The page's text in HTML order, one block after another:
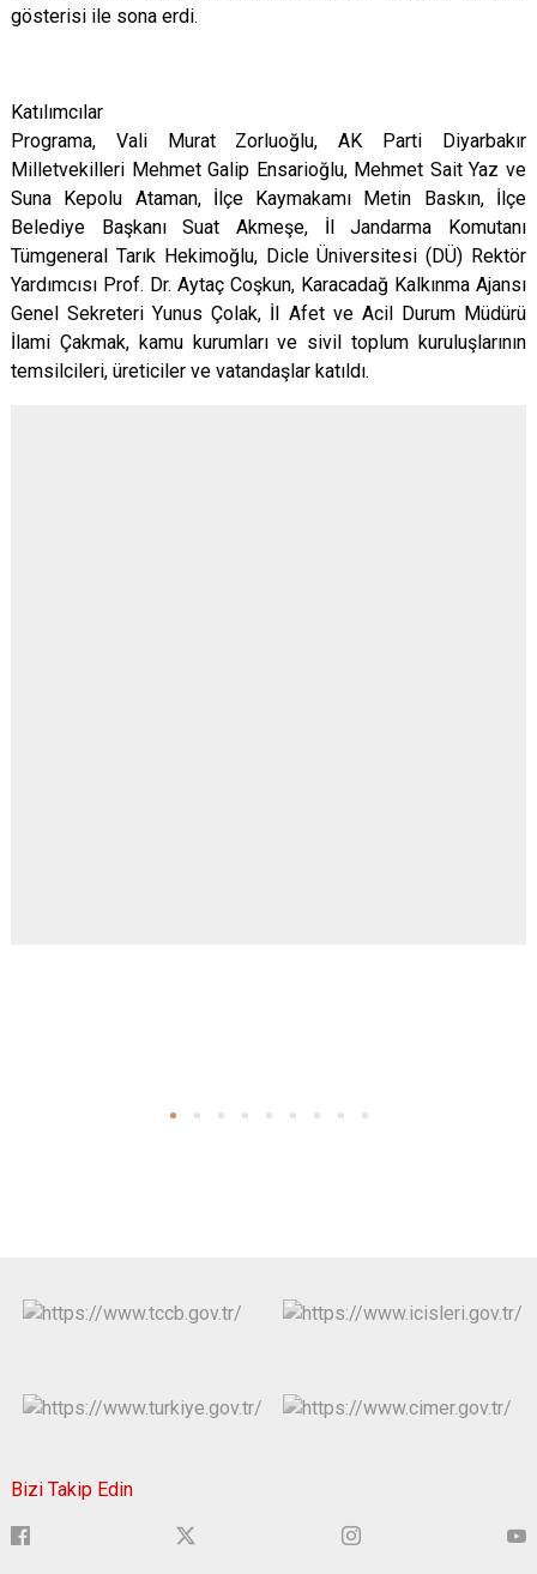
gösterisi ile sona erdi.
Katılımcılar
Programa, Vali Murat Zorluoğlu, AK Parti Diyarbakır
Milletvekilleri Mehmet Galip Ensarioğlu, Mehmet Sait Yaz ve
Suna Kepolu Ataman, İlçe Kaymakamı Metin Baskın, İlçe
Belediye Başkanı Suat Akmeşe, İl Jandarma Komutanı
Tümgeneral Tarık Hekimoğlu, Dicle Üniversitesi (DÜ) Rektör
Yardımcısı Prof. Dr. Aytaç Coşkun, Karacadağ Kalkınma Ajansı
Genel Sekreteri Yunus Çolak, İl Afet ve Acil Durum Müdürü
İlami Çakmak, kamu kurumları ve sivil toplum kuruluşlarının
temsilcileri, üreticiler ve vatandaşlar katıldı.
Bizi Takip Edin